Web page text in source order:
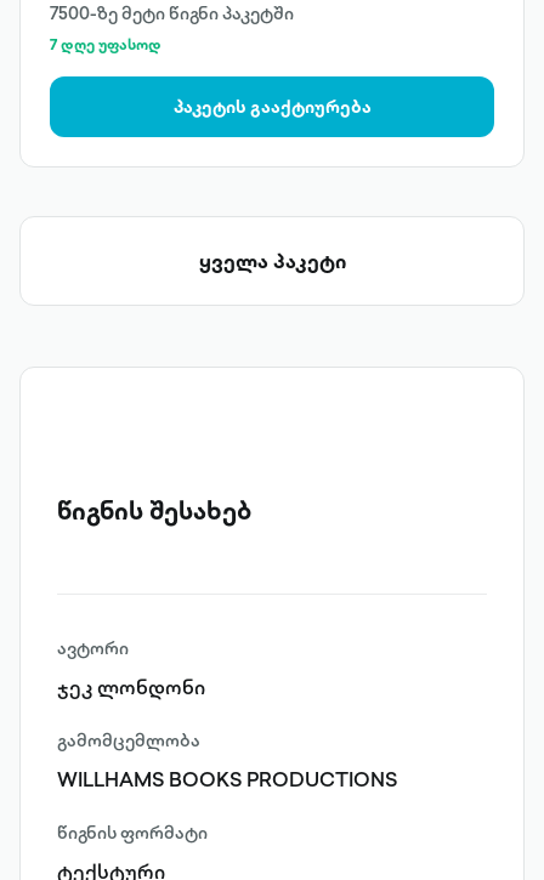
7500-ზე მეტი წიგნი პაკეტში
7 დღე უფასოდ
პაკეტის გააქტიურება
ყველა პაკეტი
წიგნის შესახებ
ავტორი
ჯეკ ლონდონი
გამომცემლობა
WILLHAMS BOOKS PRODUCTIONS
წიგნის ფორმატი
ტექსტური